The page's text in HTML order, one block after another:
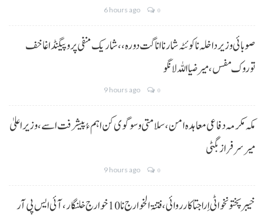
6 hours ago 0
صوبائی وزیر داخلہ نا کوئٹہ شار نا اناگت دورہ،، شاریک منفی پروپیگنڈا غا خف
توروک مفس، میر ضیا اللہ لانگو
9 hours ago 0
مکہ مکرمہ دفاعی معاہدہ امن، سلامتی و سوگوی کن اہم ءُ پیشرفت اسے،وزیراعلیٰ
میر سرفراز بگٹی
9 hours ago 0
خیبر پختونخوا ٹی اِرا جتا کارروائی، فتنۃ الخوارج نا 10خوارج خلنگار،آئی ایس پی آر